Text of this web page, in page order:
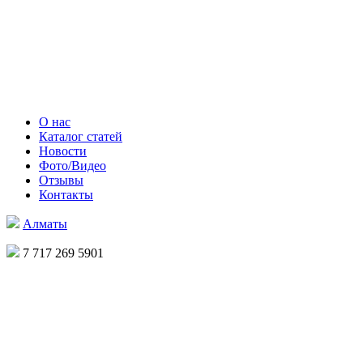
О нас
Каталог статей
Новости
Фото/Видео
Отзывы
Контакты
Алматы
7 717 269 5901